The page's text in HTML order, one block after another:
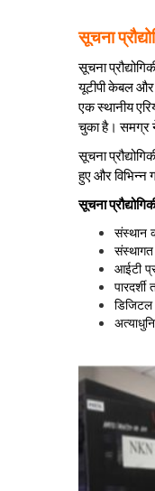
सूचना
सूचना
यूटीपी केबल और
एक स्थानीय
चुका है। समग्र
सूचना
हुए और विभिन्न
सूचना
संस्थान
संस्थागत
आईटी
डिजिटल